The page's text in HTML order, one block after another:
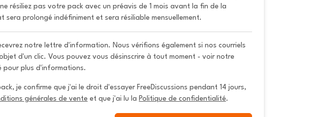
résiliez pas votre pack avec un préavis de 1 mois avant la fin de la
sera prolongé indéfiniment et sera résiliable mensuellement.
notre lettre d'information. Nous vérifions également si nos courriels
d'un clic. Vous pouvez vous désinscrire à tout moment - voir notre
plus d'informations.
je confirme que j'ai le droit d'essayer FreeDiscussions pendant 14 jours,
générales de vente et que j'ai lu la Politique de confidentialité.